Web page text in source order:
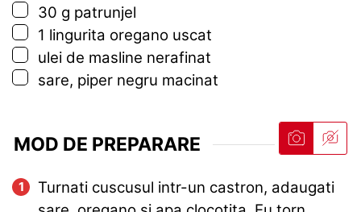
▢
30 g patrunjel
▢
1 lingurita oregano uscat
▢
ulei de masline nerafinat
▢
sare, piper negru macinat
MOD DE PREPARARE
Turnati cuscusul intr-un castron, adaugati